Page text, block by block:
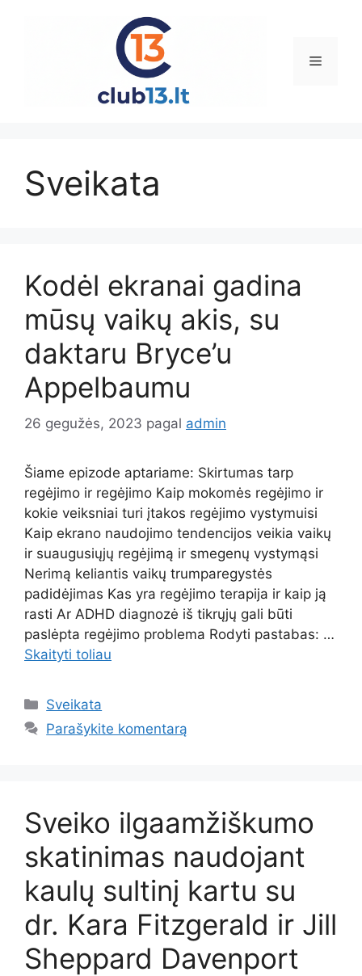
Meniu
Sveikata
Kodėl ekranai gadina
mūsų vaikų akis, su
daktaru Bryce’u
Appelbaumu
26 gegužės, 2023 pagal admin
Šiame epizode aptariame: Skirtumas tarp
regėjimo ir regėjimo Kaip mokomės regėjimo ir
kokie veiksniai turi įtakos regėjimo vystymuisi
Kaip ekrano naudojimo tendencijos veikia vaikų
ir suaugusiųjų regėjimą ir smegenų vystymąsi
Nerimą keliantis vaikų trumparegystės
padidėjimas Kas yra regėjimo terapija ir kaip ją
rasti Ar ADHD diagnozė iš tikrųjų gali būti
paslėpta regėjimo problema Rodyti pastabas: …
Skaityti toliau
Kategorijos
Sveikata
Parašykite komentarą
Sveiko ilgaamžiškumo
skatinimas naudojant
kaulų sultinį kartu su
dr. Kara Fitzgerald ir Jill
Sheppard Davenport